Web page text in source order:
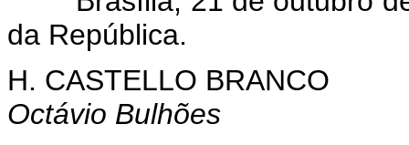
da República.
H. CASTELLO BRANCO
Octávio Bulhões